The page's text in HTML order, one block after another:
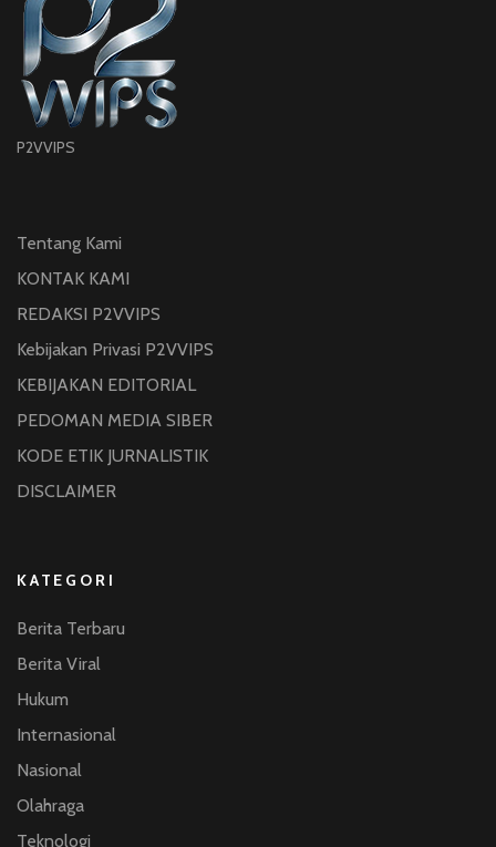
P2VVIPS
Tentang Kami
KONTAK KAMI
REDAKSI P2VVIPS
Kebijakan Privasi P2VVIPS
KEBIJAKAN EDITORIAL
PEDOMAN MEDIA SIBER
KODE ETIK JURNALISTIK
DISCLAIMER
KATEGORI
Berita Terbaru
Berita Viral
Hukum
Internasional
Nasional
Olahraga
Teknologi